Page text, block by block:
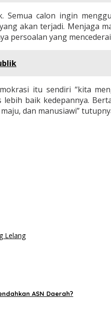
calon ingin
akan terjadi. Menjaga
persoalan yang
itu sendiri “kita
baik kedepannya.
dan manusiawi”
Lelang
ASN Daerah?